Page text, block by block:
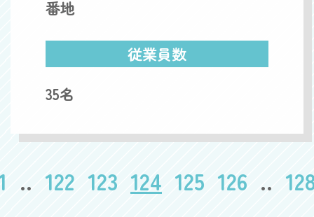
番地
従業員数
35名
.. 122 123 124 125 126 ..